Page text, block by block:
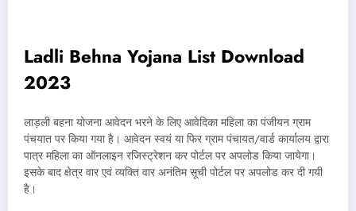
Ladli Behna Yojana List Download
2023
लाड़ली बहना योजना आवेदन भरने के लिए आवेदिका महिला का पंजीयन ग्राम
पंचयात पर किया गया है। आवेदन स्वयं या फिर ग्राम पंचायत/वार्ड कार्यालय द्वारा
पात्र महिला का ऑनलाइन रजिस्ट्रेशन कर पोर्टल पर अपलोड किया जायेगा।
इसके बाद क्षेत्र वार एवं व्यक्ति वार अनंतिम सूची पोर्टल पर अपलोड कर दी गयी
है।